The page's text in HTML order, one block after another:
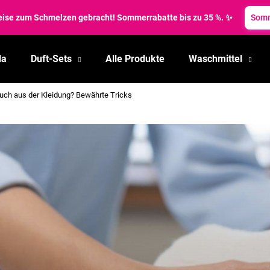
zum Schmelzen gebracht! Sommerrabatte bis zu 35 %. ✨
Duft-Sets Alle Produkte Waschmittel
aus der Kleidung? Bewährte Tricks
Was suchen Sie?
Wir empfehlen